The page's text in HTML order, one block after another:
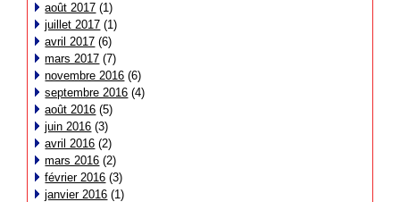
août 2017 (1)
juillet 2017 (1)
avril 2017 (6)
mars 2017 (7)
novembre 2016 (6)
septembre 2016 (4)
août 2016 (5)
juin 2016 (3)
avril 2016 (2)
mars 2016 (2)
février 2016 (3)
janvier 2016 (1)